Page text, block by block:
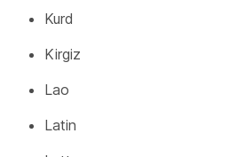
Kurd
Kirgiz
Lao
Latin